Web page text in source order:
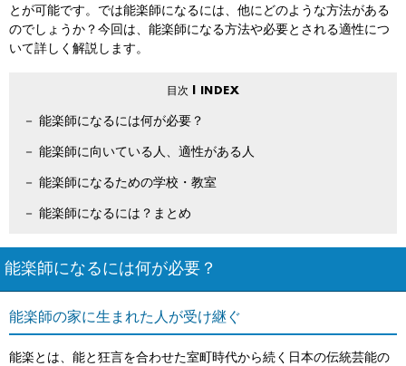
とが可能です。では能楽師になるには、他にどのような方法がある
のでしょうか？今回は、能楽師になる方法や必要とされる適性につ
いて詳しく解説します。
能楽師になるには何が必要？
能楽師に向いている人、適性がある人
能楽師になるための学校・教室
能楽師になるには？まとめ
能楽師になるには何が必要？
能楽師の家に生まれた人が受け継ぐ
能楽とは、能と狂言を合わせた室町時代から続く日本の伝統芸能の